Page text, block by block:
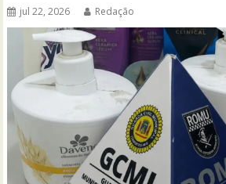
jul 22, 2026 Redação